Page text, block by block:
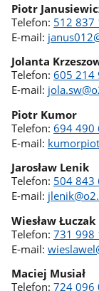
Piotr
Telefon: 512 837
E-mail:
Jolanta
Telefon: 605 214
E-mail:
Piotr Kumor
Telefon: 694 490
E-mail:
Jarosław Lenik
Telefon: 504 843
E-mail:
Wiesław Łuczak
Telefon: 731 998
E-mail:
Maciej Musiał
Telefon: 724 096